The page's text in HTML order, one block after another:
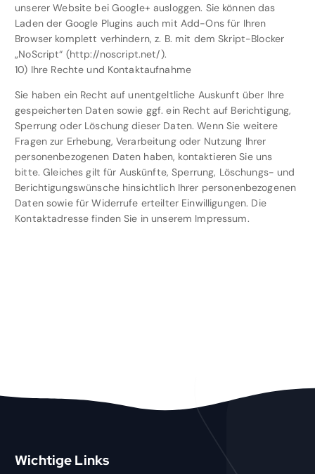
unserer Website bei Google+ ausloggen. Sie können das
Laden der Google Plugins auch mit Add-Ons für Ihren
Browser komplett verhindern, z. B. mit dem Skript-Blocker
„NoScript“ (http://noscript.net/).
10) Ihre Rechte und Kontaktaufnahme
Sie haben ein Recht auf unentgeltliche Auskunft über Ihre
gespeicherten Daten sowie ggf. ein Recht auf Berichtigung,
Sperrung oder Löschung dieser Daten. Wenn Sie weitere
Fragen zur Erhebung, Verarbeitung oder Nutzung Ihrer
personenbezogenen Daten haben, kontaktieren Sie uns
bitte. Gleiches gilt für Auskünfte, Sperrung, Löschungs- und
Berichtigungswünsche hinsichtlich Ihrer personenbezogenen
Daten sowie für Widerrufe erteilter Einwilligungen. Die
Kontaktadresse finden Sie in unserem Impressum.
Wichtige Links